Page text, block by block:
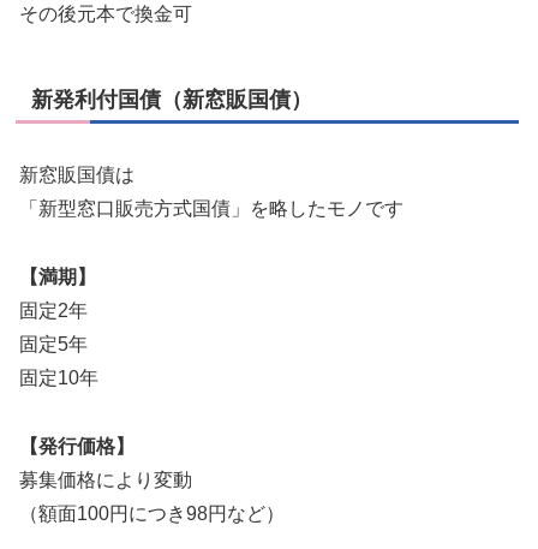
その後元本で換金可
新発利付国債（新窓販国債）
新窓販国債は
「新型窓口販売方式国債」を略したモノです
【満期】
固定2年
固定5年
固定10年
【発行価格】
募集価格により変動
（額面100円につき98円など）